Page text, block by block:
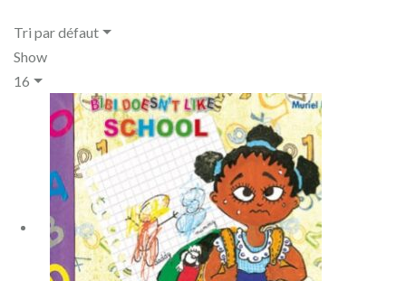
Tri par défaut
Show
16